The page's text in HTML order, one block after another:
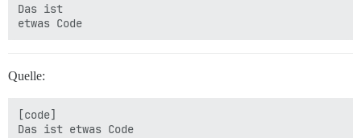
Das ist
Quelle:
[code]
Das ist etwas Code